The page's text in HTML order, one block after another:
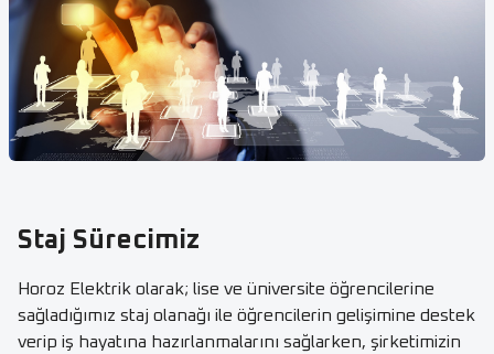
Staj Sürecimiz
Horoz Elektrik olarak; lise ve üniversite öğrencilerine
sağladığımız staj olanağı ile öğrencilerin gelişimine destek
verip iş hayatına hazırlanmalarını sağlarken, şirketimizin